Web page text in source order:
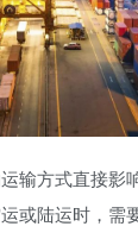
输方式直接影
或陆运时，需